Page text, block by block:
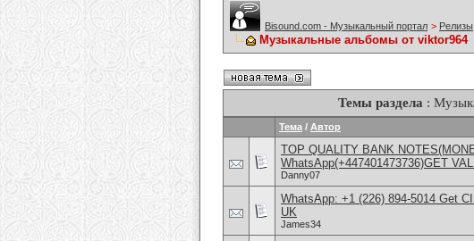
Bisound.com - Музыкальный портал > Релизы
Музыкальные альбомы от viktor964
Темы раздела :
Тема / Автор
TOP QUALITY BANK
WhatsApp(+447401473736)GET
Danny07
WhatsApp: +1 (226) 894-5014​ Get
UK
James34